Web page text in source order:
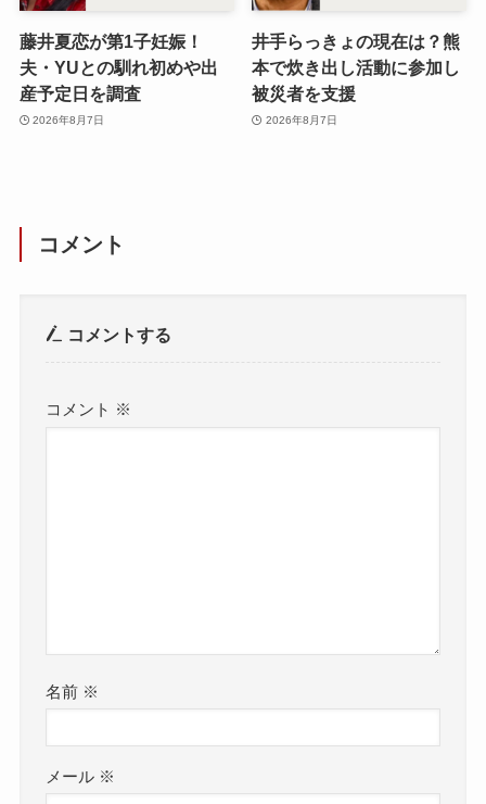
藤井夏恋が第1子妊娠！
夫・YUとの馴れ初めや出
産予定日を調査
2026年8月7日
井手らっきょの現在は？熊
本で炊き出し活動に参加し
被災者を支援
2026年8月7日
コメント
コメントする
コメント ※
名前 ※
メール ※